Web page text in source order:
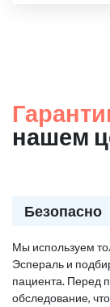
нашем
Безопасно
Мы используем
Эспераль и
пациента. Перед
обследование,